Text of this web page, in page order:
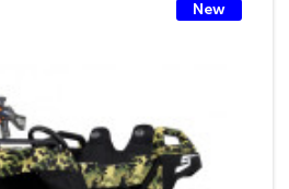
New